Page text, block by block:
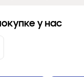
у нас